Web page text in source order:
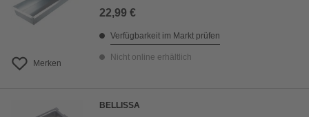
Merken
22,99 €
Verfügbarkeit im Markt prüfen
Nicht online erhältlich
BELLISSA